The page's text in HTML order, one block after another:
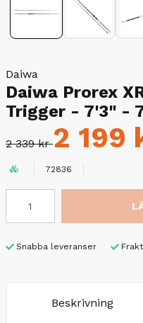
Daiwa
Daiwa Prorex
Trigger - 7'3" -
2 339 kr2 199
72836
Snabba leveranser
Beskrivning